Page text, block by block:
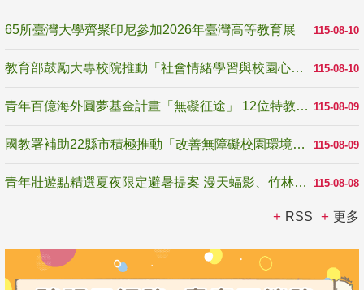
115-08-10
65所臺灣大學齊聚印尼參加2026年臺灣高等教育展
115-08-10
教育部鼓勵大專校院推動「社會情緒學習與校園心理健康促進計畫」 培育校園「心」韌性
115-08-09
青年百億海外圓夢基金計畫「無礙征途」 12位特教與弱勢青年勇闖西班牙 跨越感官限制見證生命蛻變
115-08-09
國教署補助22縣市積極推動「改善無障礙校園環境計畫」 打造友善、安全、無礙學習空間
115-08-08
青年壯遊點精選夏夜限定避暑提案 漫天蝠影、竹林尋蛙、茶香夜觀 邀青年暮色出發
RSS 更多